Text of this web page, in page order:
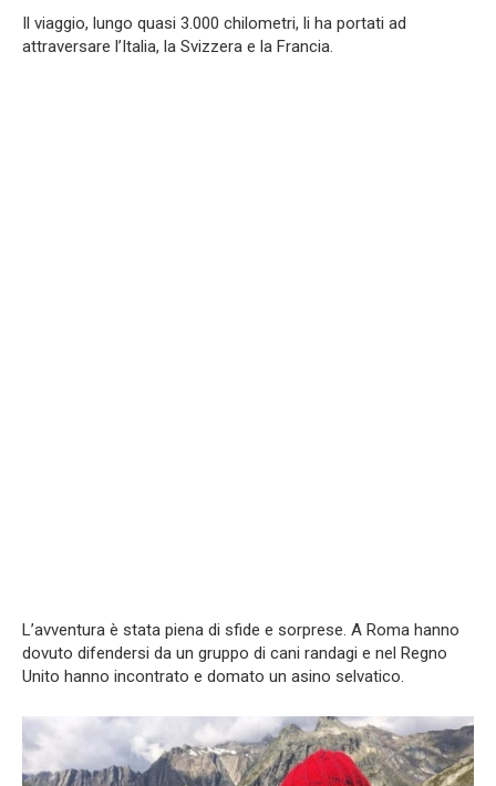
Il viaggio, lungo quasi 3.000 chilometri, li ha portati ad
attraversare l’Italia, la Svizzera e la Francia.
L’avventura è stata piena di sfide e sorprese. A Roma hanno
dovuto difendersi da un gruppo di cani randagi e nel Regno
Unito hanno incontrato e domato un asino selvatico.